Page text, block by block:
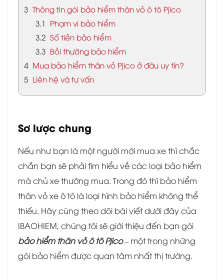
3 Thông tin gói bảo hiểm thân vỏ ô tô Pjico
3.1
Phạm vi bảo hiểm
3.2 Số tiền bảo hiểm
3.3 Bồi thường bảo hiểm
4 Mua bảo hiểm thân vỏ Pjico ở đâu uy tín?
5 Liên hệ và tư vấn
Sơ lược chung
Nếu như bạn là một người mới mua xe thì chắc
chắn bạn sẽ phải tìm hiểu về các loại bảo hiểm
mà chủ xe thường mua. Trong đó thì bảo hiểm
thân vỏ xe ô tô là loại hình bảo hiểm không thể
thiếu. Hãy cùng theo dõi bài viết dưới đây của
IBAOHIEM, chúng tôi sẽ giới thiệu đến bạn gói
bảo hiểm thân vỏ ô tô Pjico– một trong những
gói bảo hiểm được quan tâm nhất thị trường.